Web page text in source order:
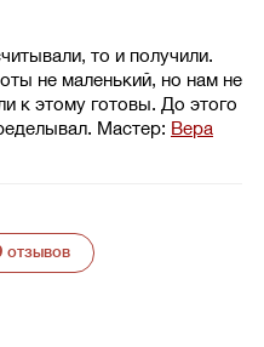
то и получили.
не маленький, но нам не
к этому готовы. До этого
Мастер: Вера
отзывов